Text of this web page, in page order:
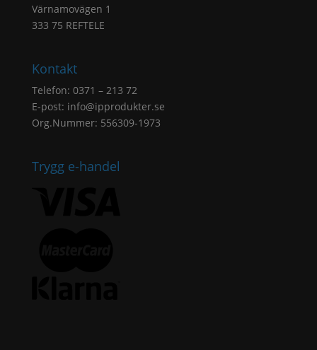
Värnamovägen 1
333 75 REFTELE
Kontakt
Telefon: 0371 – 213 72
E-post: info@ipprodukter.se
Org.Nummer: 556309-1973
Trygg e-handel